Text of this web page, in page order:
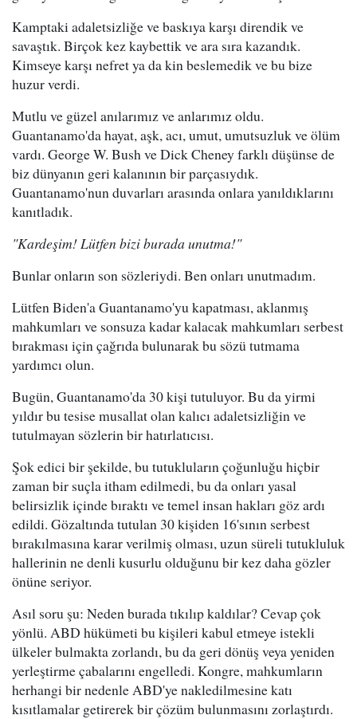
Kamptaki adaletsizliğe ve baskıya karşı direndik ve
savaştık. Birçok kez kaybettik ve ara sıra kazandık.
Kimseye karşı nefret ya da kin beslemedik ve bu bize
huzur verdi.
Mutlu ve güzel anılarımız ve anlarımız oldu.
Guantanamo'da hayat, aşk, acı, umut, umutsuzluk ve ölüm
vardı. George W. Bush ve Dick Cheney farklı düşünse de
biz dünyanın geri kalanının bir parçasıydık.
Guantanamo'nun duvarları arasında onlara yanıldıklarını
kanıtladık.
"Kardeşim! Lütfen bizi burada unutma!"
Bunlar onların son sözleriydi. Ben onları unutmadım.
Lütfen Biden'a Guantanamo'yu kapatması, aklanmış
mahkumları ve sonsuza kadar kalacak mahkumları serbest
bırakması için çağrıda bulunarak bu sözü tutmama
yardımcı olun.
Bugün, Guantanamo'da 30 kişi tutuluyor. Bu da yirmi
yıldır bu tesise musallat olan kalıcı adaletsizliğin ve
tutulmayan sözlerin bir hatırlatıcısı.
Şok edici bir şekilde, bu tutukluların çoğunluğu hiçbir
zaman bir suçla itham edilmedi, bu da onları yasal
belirsizlik içinde bıraktı ve temel insan hakları göz ardı
edildi. Gözaltında tutulan 30 kişiden 16'sının serbest
bırakılmasına karar verilmiş olması, uzun süreli tutukluluk
hallerinin ne denli kusurlu olduğunu bir kez daha gözler
önüne seriyor.
Asıl soru şu: Neden burada tıkılıp kaldılar? Cevap çok
yönlü. ABD hükümeti bu kişileri kabul etmeye istekli
ülkeler bulmakta zorlandı, bu da geri dönüş veya yeniden
yerleştirme çabalarını engelledi. Kongre, mahkumların
herhangi bir nedenle ABD'ye nakledilmesine katı
kısıtlamalar getirerek bir çözüm bulunmasını zorlaştırdı.